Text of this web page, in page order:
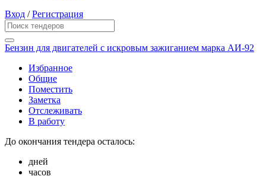
Вход /Регистрация
Бензин для двигателей с искровым зажиганием марка АИ-92
Избранное
Общие
Поместить
Заметка
Отслеживать
В работу
До окончания тендера осталось:
дней
часов